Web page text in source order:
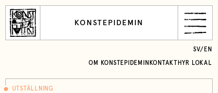
KONSTEPIDEMIN
OM KONSTEPIDEMIN KONTAKT HYR LOKAL
SV/ EN
UTSTÄLLNING